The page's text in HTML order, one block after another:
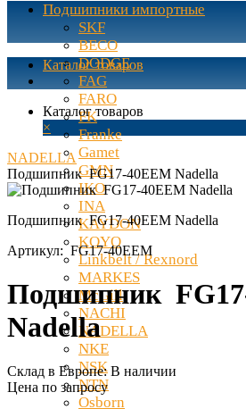
Подшипники импортные
SKF
BECO
DODGE
FAG
FARO
FK
Franke
Gamet
GMN
IKO
INA
KAYDON
KOYO
Linkbelt / Rexnord
MARKES
McGill
NACHI
NADELLA
NKE
NSK
NTN
Osborn
Каталог товаров
Каталог товаров
×
NADELLA
Подшипник FG17-40EEM Nadella
Подшипник FG17-40EEM Nadella
Артикул:FG17-40EEM
Подшипник
Nadella
Склад в Европе:В наличии
Цена по запросу